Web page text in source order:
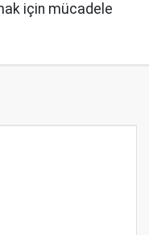
için mücadele